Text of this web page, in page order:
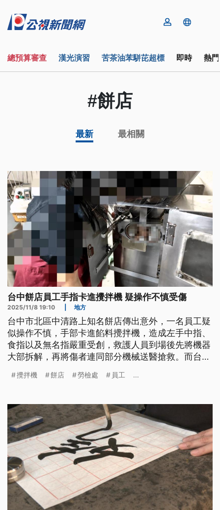
總預算審查 漢光演習 苦茶油苯駢芘超標 即時 熱
#餅店
最新 最相關
台中餅店員工手指卡進攪拌機 疑操作不慎受傷
2025/11/8 19:10 地方
台中市北區中清路上知名餅店傳出意外，一名員工疑
似操作不慎，手部卡進餡料攪拌機，造成左手中指、
食指以及無名指嚴重受創，救護人員到場後先將機器
大部拆解，再將傷者連同部分機械送醫搶救。而台中
開罰，也會啟動職災個管服務。
攪拌機 餅店 勞檢處 員工 ...